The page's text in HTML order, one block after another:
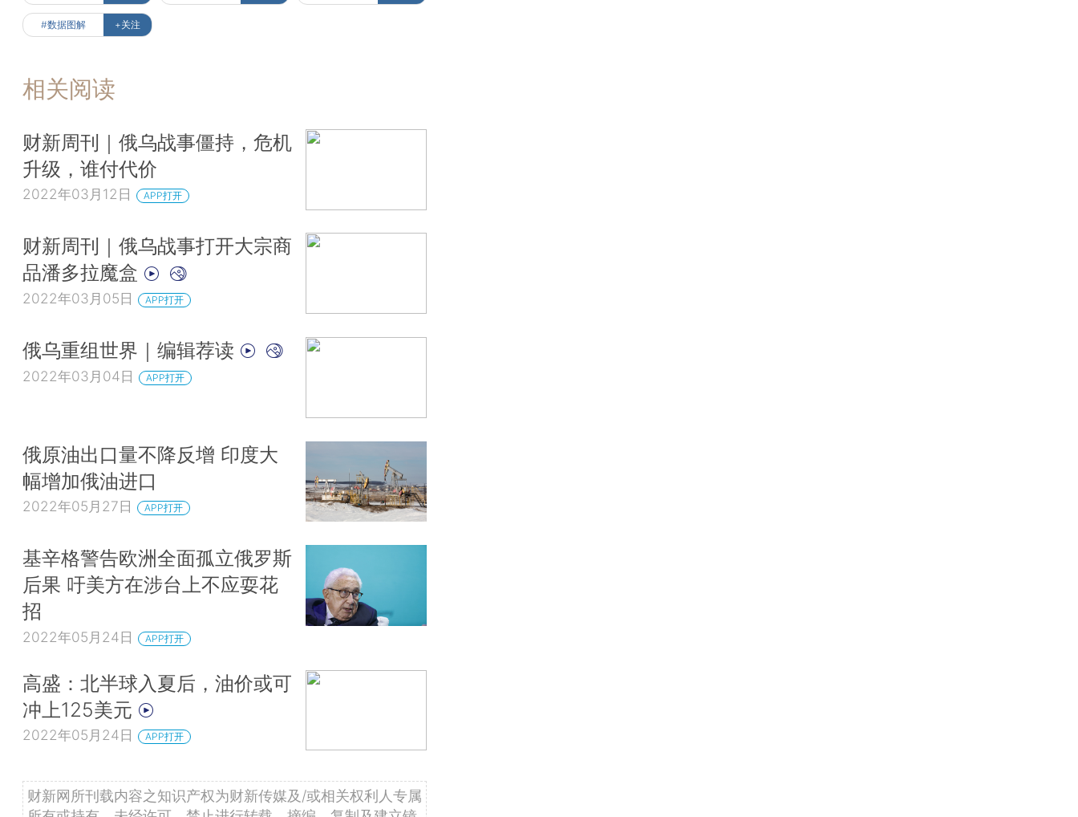
#数据图解 +关注
相关阅读
财新周刊｜俄乌战事僵持，危机
升级，谁付代价
2022年03月12日 APP打开
财新周刊｜俄乌战事打开大宗商
品潘多拉魔盒
2022年03月05日 APP打开
俄乌重组世界｜编辑荐读
2022年03月04日 APP打开
俄原油出口量不降反增 印度大
幅增加俄油进口
2022年05月27日 APP打开
基辛格警告欧洲全面孤立俄罗斯
后果 吁美方在涉台上不应耍花
招
2022年05月24日 APP打开
高盛：北半球入夏后，油价或可
冲上125美元
2022年05月24日 APP打开
财新网所刊载内容之知识产权为财新传媒及/或相关权利人专属